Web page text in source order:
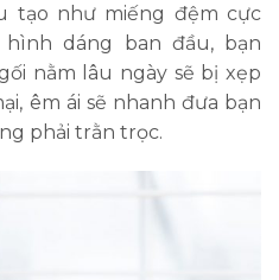
tạo như miếng đệm cực
dáng ban đầu, bạn
nằm lâu ngày sẽ bị xẹp
êm ái sẽ nhanh đưa bạn
phải trằn trọc.